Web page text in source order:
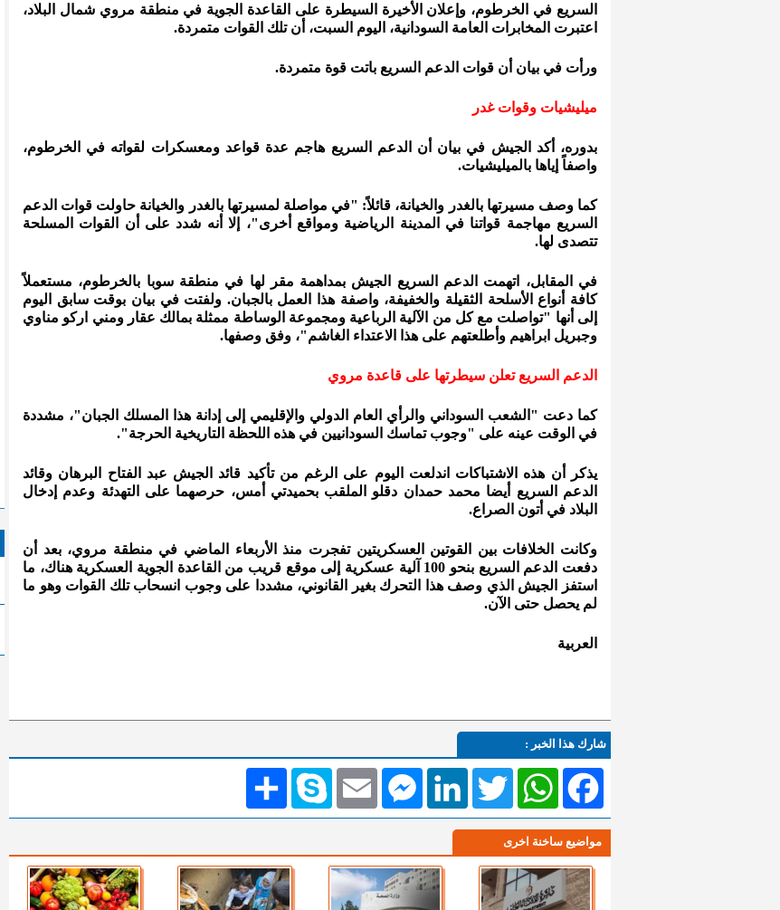
السريع في الخرطوم، وإعلان الأخيرة السيطرة على القاعدة الجوية في منطقة مروي شمال البلاد،
اعتبرت المخابرات العامة السودانية، اليوم السبت، أن تلك القوات متمردة.
ورأت في بيان أن قوات الدعم السريع باتت قوة متمردة.
ميليشيات وقوات غدر
بدوره، أكد الجيش في بيان أن الدعم السريع هاجم عدة قواعد ومعسكرات لقواته في الخرطوم،
واصفاً إياها بالميليشيات.
كما وصف مسيرتها بالغدر والخيانة، قائلاً: "في مواصلة لمسيرتها بالغدر والخيانة حاولت قوات الدعم
السريع مهاجمة قواتنا في المدينة الرياضية ومواقع أخرى"، إلا أنه شدد على أن القوات المسلحة
تتصدى لها.
في المقابل، اتهمت الدعم السريع الجيش بمداهمة مقر لها في منطقة سوبا بالخرطوم، مستعملاً
كافة أنواع الأسلحة الثقيلة والخفيفة، واصفة هذا العمل بالجبان. ولفتت في بيان بوقت سابق اليوم
إلى أنها "تواصلت مع كل من الآلية الرباعية ومجموعة الوساطة ممثلة بمالك عقار ومني اركو مناوي
وجبريل ابراهيم وأطلعتهم على هذا الاعتداء الغاشم"، وفق وصفها.
الدعم السريع تعلن سيطرتها على قاعدة مروي
كما دعت "الشعب السوداني والرأي العام الدولي والإقليمي إلى إدانة هذا المسلك الجبان"، مشددة
في الوقت عينه على "وجوب تماسك السودانيين في هذه اللحظة التاريخية الحرجة".
يذكر أن هذه الاشتباكات اندلعت اليوم على الرغم من تأكيد قائد الجيش عبد الفتاح البرهان وقائد
الدعم السريع أيضا محمد حمدان دقلو الملقب بحميدتي أمس، حرصهما على التهدئة وعدم إدخال
البلاد في أتون الصراع.
وكانت الخلافات بين القوتين العسكريتين تفجرت منذ الأربعاء الماضي في منطقة مروي، بعد أن
دفعت الدعم السريع بنحو 100 آلية عسكرية إلى موقع قريب من القاعدة الجوية العسكرية هناك، ما
استفز الجيش الذي وصف هذا التحرك بغير القانوني، مشددا على وجوب انسحاب تلك القوات وهو ما
لم يحصل حتى الآن.
العربية
شارك هذا الخبر :
انشر Skype EmailMessengerLinkedIn TwitterWhatsAppFacebook
مواضيع ساخنة اخرى